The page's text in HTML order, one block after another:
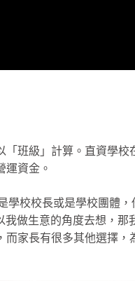
班級」計算。直資學校
運資金。
學校校長或是學校團體
做生意的角度去想，那
家長有很多其他選擇